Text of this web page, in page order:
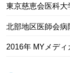
東京慈恵会医科
北部地区医師会病
2016年 MYメデ